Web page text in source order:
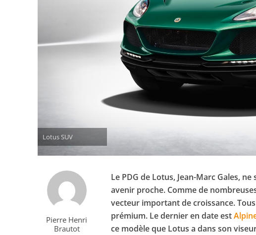
Lotus SUV
Pierre Henri
Brautot
Le PDG de Lotus, Jean-Marc Gales,
avenir proche. Comme de
vecteur important de croissance.
prémium. Le dernier en date est
ce modèle que Lotus a dans son